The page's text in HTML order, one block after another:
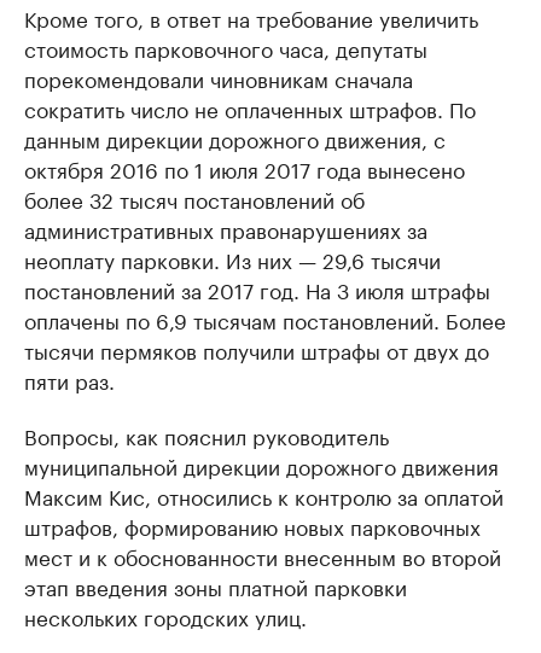
Кроме того, в ответ на требование увеличить
стоимость парковочного часа, депутаты
порекомендовали чиновникам сначала
сократить число не оплаченных штрафов. По
данным дирекции дорожного движения, с
октября 2016 по 1 июля 2017 года вынесено
более 32 тысяч постановлений об
административных правонарушениях за
неоплату парковки. Из них — 29,6 тысячи
постановлений за 2017 год. На 3 июля штрафы
оплачены по 6,9 тысячам постановлений. Более
тысячи пермяков получили штрафы от двух до
пяти раз.
Вопросы, как пояснил руководитель
муниципальной дирекции дорожного движения
Максим Кис, относились к контролю за оплатой
штрафов, формированию новых парковочных
мест и к обоснованности внесенным во второй
этап введения зоны платной парковки
нескольких городских улиц.